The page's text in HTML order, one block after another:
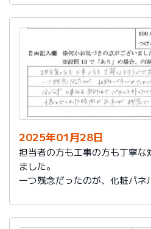
本当に有難うございました。
近い将来、改めて修繕をお願
すので、どうぞよろしくお願い
訪問いただいた当日は、社員
会社だなと思いました。（DX
っぱり人だなぁとアナログ人
2025年01月28日
担当者の方も工事の方も丁寧な
ました。
一つ残念だったのが、化粧パネ
分たちでパネルを外したり付
駄な時間と色で悩んでしまっ